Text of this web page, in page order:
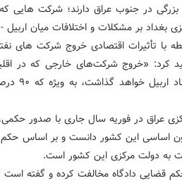
بزرگی در جنوب عراق دارند؛ شرکت هایی
بغداد بر مشکلات و اختلافات میان
با تأثیرات اقتصادی خروج شرکت‌ های
کرد: «خروج شرکت‌های خارجی که در
روی
عراق در فوریه سال جاری با صدور
اساسی این کشور دانست و بر اساس حکم
به دولت مرکزی این کشور است.
قضایی دادگاه مخالفت کرده و گفته